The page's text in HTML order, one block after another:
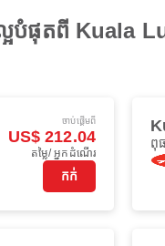
ល្អបំផុតពី
ចាប់ផ្ដើមពី
US$ 212.04
តម្លៃ/ អ្នកដំណើរ
កក់
ពុ